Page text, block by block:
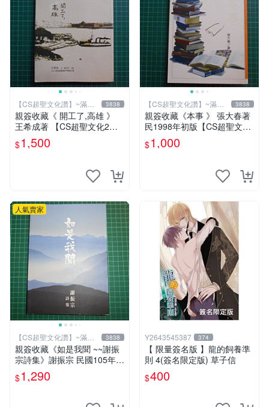
【CS超聖文化讚】~滿千
元送運
3838
親簽收藏《 開工了,高雄 》
王希成著 【CS超聖文化2
讚】
$1,500
【CS超聖文化讚】~滿千
元送運
3838
親簽收藏《本事 》 張大春著
民1998年初版【CS超聖文化
2讚】
$1,000
人氣賣家
【CS超聖文化讚】~滿千
元送運
3838
親簽收藏《如是我聞 ~~謝振
宗詩集》謝振宗 民國105年初
版【CS超聖文化2讚】
$1,290
Y2643545387 374
【 限量簽名版 】龍的飼養準
則 4(簽名限定版) 草子信
$400